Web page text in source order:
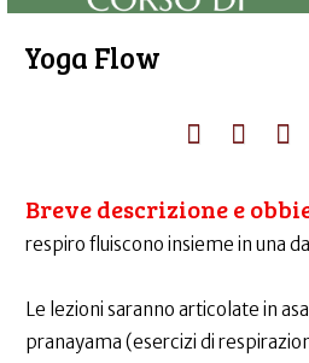
Yoga Flow
Breve descrizione e
respiro fluiscono insieme in una
Le lezioni saranno articolate in
pranayama (esercizi di